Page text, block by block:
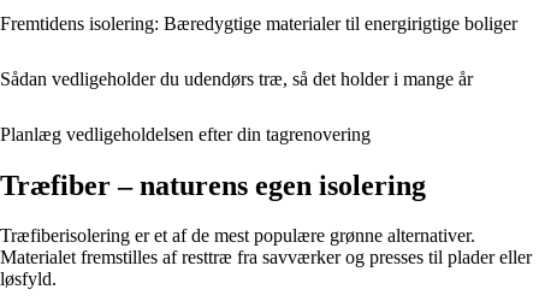
Fremtidens isolering: Bæredygtige materialer til energirigtige boliger
Sådan vedligeholder du udendørs træ, så det holder i mange år
Planlæg vedligeholdelsen efter din tagrenovering
Træfiber – naturens egen isolering
Træfiberisolering er et af de mest populære grønne alternativer.
Materialet fremstilles af resttræ fra savværker og presses til plader eller
løsfyld.